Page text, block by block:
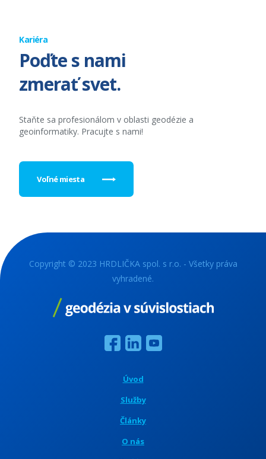
Kariéra
Poďte s nami
zmerať svet.
Staňte sa profesionálom v oblasti geodézie a
geoinformatiky. Pracujte s nami!
Voľné miesta
Copyright © 2023 HRDLIČKA spol. s r.o. - Všetky práva
vyhradené.
Úvod
Služby
Články
O nás